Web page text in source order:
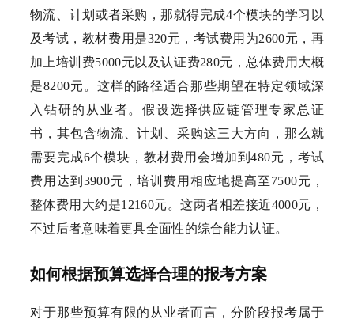
物流、计划或者采购，那就得完成4个模块的学习以
及考试，教材费用是320元，考试费用为2600元，再
加上培训费5000元以及认证费280元，总体费用大概
是8200元。这样的路径适合那些期望在特定领域深
入钻研的从业者。假设选择供应链管理专家总证
书，其包含物流、计划、采购这三大方向，那么就
需要完成6个模块，教材费用会增加到480元，考试
费用达到3900元，培训费用相应地提高至7500元，
整体费用大约是12160元。这两者相差接近4000元，
不过后者意味着更具全面性的综合能力认证。
如何根据预算选择合理的报考方案
对于那些预算有限的从业者而言，分阶段报考属于